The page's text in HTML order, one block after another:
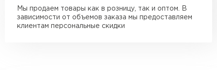
Мы продаем товары как в розницу, так и оптом. В
зависимости от объемов заказа мы предоставляем
клиентам персональные скидки